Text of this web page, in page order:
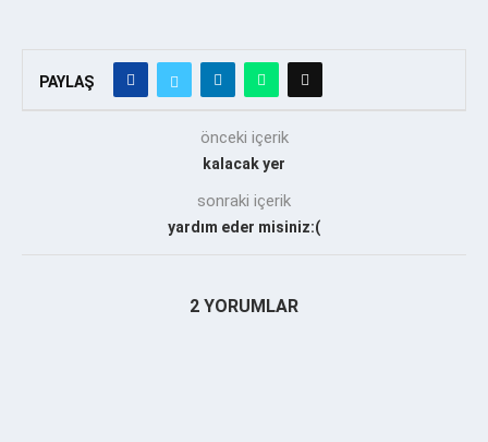
PAYLAŞ
önceki içerik
kalacak yer
sonraki içerik
yardım eder misiniz:(
2 YORUMLAR